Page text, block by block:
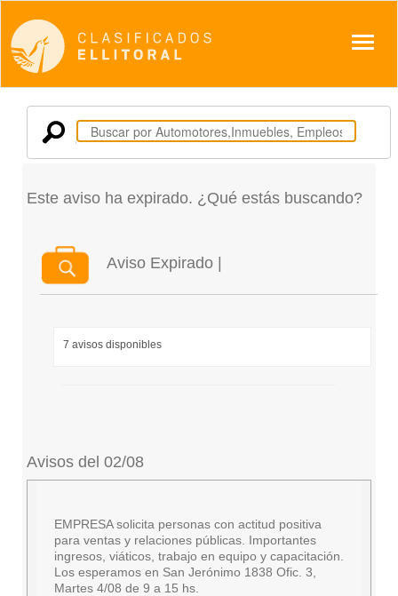
Este aviso ha expirado. ¿Qué estás buscando?
Aviso Expirado |
7 avisos disponibles
Avisos del 02/08
EMPRESA solicita personas con actitud positiva
para ventas y relaciones públicas. Importantes
ingresos, viáticos, trabajo en equipo y capacitación.
Los esperamos en San Jerónimo 1838 Ofic. 3,
Martes 4/08 de 9 a 15 hs.